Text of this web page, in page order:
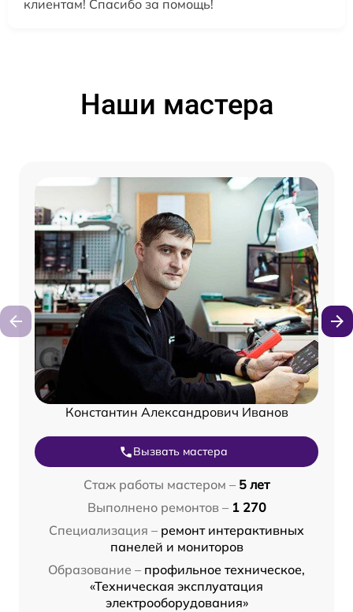
клиентам! Спасибо за помощь!
Наши мастера
Константин Александрович Иванов
Вызвать мастера
Стаж работы мастером – 5 лет
Выполнено ремонтов – 1 270
Специализация – ремонт интерактивных
панелей и мониторов
Образование – профильное техническое,
«Техническая эксплуатация
электрооборудования»